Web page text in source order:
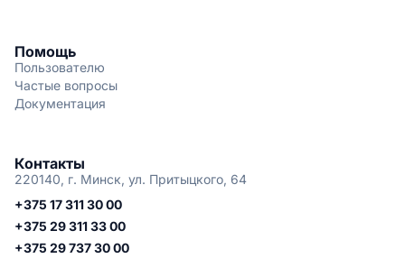
Помощь
Пользователю
Частые вопросы
Документация
Контакты
220140, г. Минск, ул. Притыцкого, 64
+375 17 311 30 00
+375 29 311 33 00
+375 29 737 30 00